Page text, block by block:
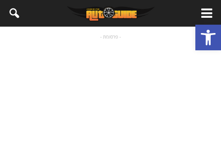
פתח סרגל נגישות - פרסומת -